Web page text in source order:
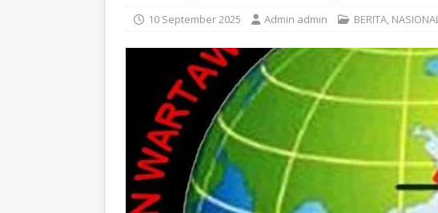
10 September 2025 Admin admin BERITA NASIONAL